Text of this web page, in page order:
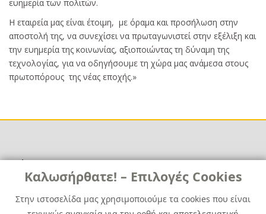
Καλωσήρθατε! – Επιλογές Cookies
Στην ιστοσελίδα μας χρησιμοποιούμε τα cookies που είναι
ευημερία των πολιτών.
Η εταιρεία μας είναι έτοιμη, με όραμα και προσήλωση στην
αποστολή της, να συνεχίσει να πρωταγωνιστεί στην εξέλιξη και
την ευημερία της κοινωνίας, αξιοποιώντας τη δύναμη της
τεχνολογίας, για να οδηγήσουμε τη χώρα μας ανάμεσα στους
πρωτοπόρους της νέας εποχής.»
Χρήσιμα
Χρήσιμα
Επικοινωνία
Media Kit
Καριέρα